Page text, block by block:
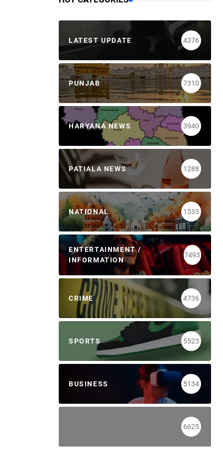
LATEST UPDATE 4376
PUNJAB 7310
HARYANA NEWS 3940
PATIALA NEWS 1288
NATIONAL 1533
ENTERTAINMENT /
INFORMATION
7493
CRIME 4736
SPORTS 5523
BUSINESS 5134
6625